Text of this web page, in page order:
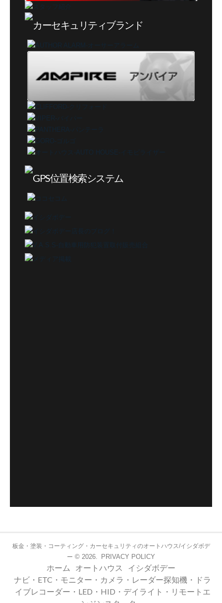
板金・塗装・コーティング・カーセキュリティのオートハウス/イシダボデ
ー © 2026. PRIVACY POLICY
ホーム オートハウス
イシダボデー
ナビ・ETC・モニター・カメラ・レーダー探知機・ドラ
イブレコーダー・LED・HID・デイライト・リモートエ